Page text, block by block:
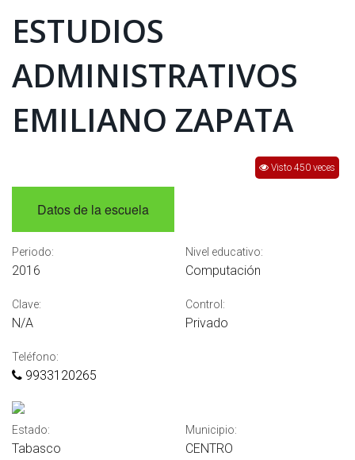
CONTRATA PUBLICIDAD
ESTUDIOS
ADMINISTRATIVOS
EMILIANO ZAPATA
Visto 450 veces
Datos de la escuela
Periodo:
2016
Nivel educativo:
Computación
Clave:
N/A
Control:
Privado
Teléfono:
9933120265
Estado:
Tabasco
Municipio:
CENTRO